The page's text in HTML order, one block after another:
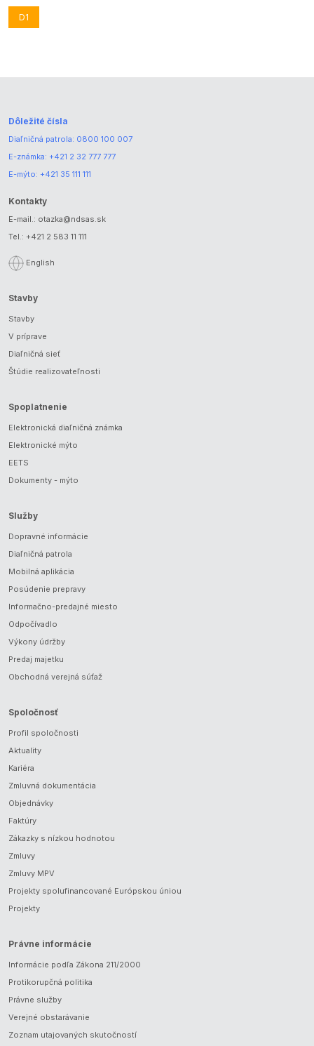
D1
Dôležité čísla
Diaľničná patrola: 0800 100 007
E-známka: +421 2 32 777 777
E-mýto: +421 35 111 111
Kontakty
E-mail.: otazka@ndsas.sk
Tel.: +421 2 583 11 111
English
Stavby
Stavby
V príprave
Diaľničná sieť
Štúdie realizovateľnosti
Spoplatnenie
Elektronická diaľničná známka
Elektronické mýto
EETS
Dokumenty - mýto
Služby
Dopravné informácie
Diaľničná patrola
Mobilná aplikácia
Posúdenie prepravy
Informačno-predajné miesto
Odpočívadlo
Výkony údržby
Predaj majetku
Obchodná verejná súťaž
Spoločnosť
Profil spoločnosti
Aktuality
Kariéra
Zmluvná dokumentácia
Objednávky
Faktúry
Zákazky s nízkou hodnotou
Zmluvy
Zmluvy MPV
Projekty spolufinancované Európskou úniou
Projekty
Právne informácie
Informácie podľa Zákona 211/2000
Protikorupčná politika
Právne služby
Verejné obstarávanie
Zoznam utajovaných skutočností